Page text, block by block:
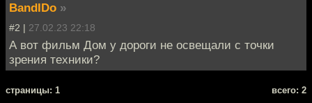
BandIDo »
#2 | 27.02.23 22:18
А вот фильм Дом у дороги не освещали с точки
зрения техники?
cтраницы: 1 всего: 2